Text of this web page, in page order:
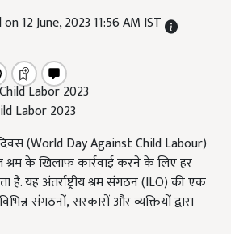
12 June, 2023 11:56 AM IST
Labor 2023
(World Day Against Child Labour)
के खिलाफ कार्रवाई करने के लिए हर
है. यह अंतर्राष्ट्रीय श्रम संगठन (ILO)की एक
संगठनों,सरकारों और व्यक्तियों द्वारा